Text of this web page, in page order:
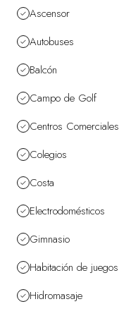
Ascensor
Autobuses
Balcón
Campo de Golf
Centros Comerciales
Colegios
Costa
Electrodomésticos
Gimnasio
Habitación de juegos
Hidromasaje